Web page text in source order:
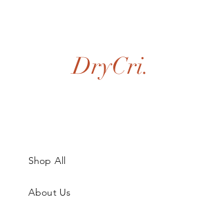
DryCri.
Shop All
About Us